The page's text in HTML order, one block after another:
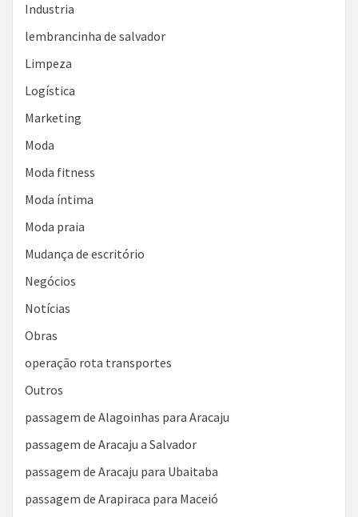
Industria
lembrancinha de salvador
Limpeza
Logística
Marketing
Moda
Moda fitness
Moda íntima
Moda praia
Mudança de escritório
Negócios
Notícias
Obras
operação rota transportes
Outros
passagem de Alagoinhas para Aracaju
passagem de Aracaju a Salvador
passagem de Aracaju para Ubaitaba
passagem de Arapiraca para Maceió